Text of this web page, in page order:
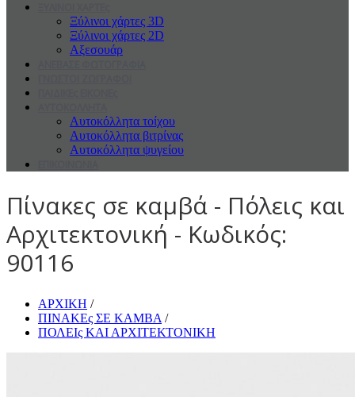
Ξύλινοι χάρτες 3D
Ξύλινοι χάρτες 2D
Αξεσουάρ
Αυτοκόλλητα τοίχου
Αυτοκόλλητα βιτρίνας
Αυτοκόλλητα ψυγείου
Πίνακες σε καμβά - Πόλεις και
Αρχιτεκτονική - Κωδικός:
90116
ΑΡΧΙΚΗ /
ΠΙΝΑΚΕς ΣΕ ΚΑΜΒΑ /
ΠΟΛΕΙς ΚΑΙ ΑΡΧΙΤΕΚΤΟΝΙΚΗ